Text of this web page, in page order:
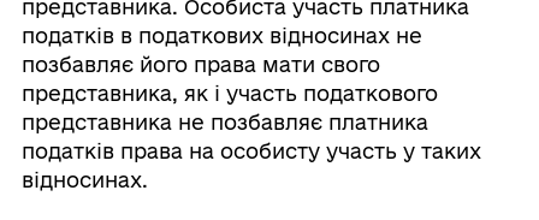
представника. Особиста участь платника
податків в податкових відносинах не
позбавляє його права мати свого
представника, як і участь податкового
представника не позбавляє платника
податків права на особисту участь у таких
відносинах.